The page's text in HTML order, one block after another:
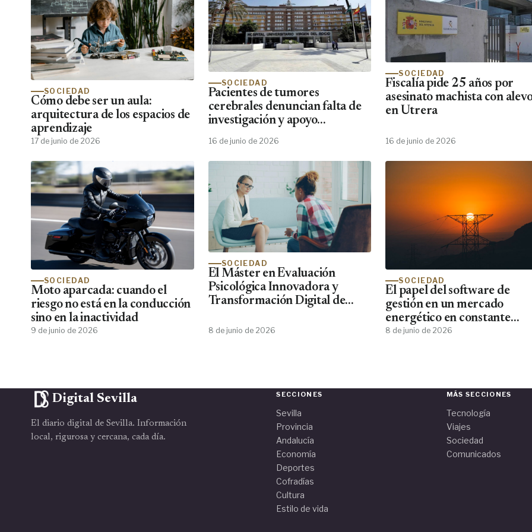
SOCIEDAD
Cómo debe ser un aula:
arquitectura de los espacios de
aprendizaje
17 de junio de 2026
SOCIEDAD
Pacientes de tumores
cerebrales denuncian falta de
investigación y apoyo
16 de junio de 2026
SOCIEDAD
Fiscalía pide 25 años por
asesinato machista con
en Utrera
16 de junio de 2026
SOCIEDAD
Moto aparcada: cuando el
riesgo no está en la conducción
sino en la inactividad
9 de junio de 2026
SOCIEDAD
El Máster en Evaluación
Psicológica Innovadora y
Transformación Digital de
de Psicólogo que el 87% de los
8 de junio de 2026
SOCIEDAD
El papel del software de
gestión en un mercado
energético en constante
cambio
8 de junio de 2026
Digital Sevilla
El diario digital de Sevilla. Información
local, rigurosa y cercana, cada día.
SECCIONES
Sevilla
Provincia
Andalucía
Economía
Deportes
Cofradías
Cultura
Estilo de vida
MÁS SECCIONES
Tecnología
Viajes
Sociedad
Comunicados